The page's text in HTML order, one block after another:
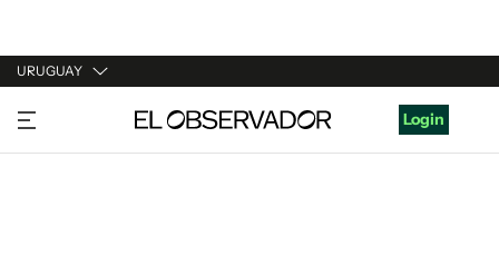
URUGUAY
URUGUAY
ARGENTINA
Login